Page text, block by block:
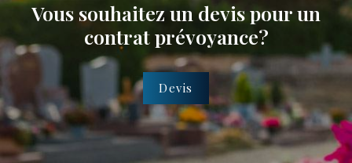
Vous souhaitez un devis pour un
contrat prévoyance?
Devis